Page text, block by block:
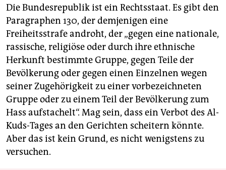
Die Bundesrepublik ist ein Rechtsstaat. Es gibt den
Paragraphen 130, der demjenigen eine
Freiheitsstrafe androht, der „gegen eine nationale,
rassische, religiöse oder durch ihre ethnische
Herkunft bestimmte Gruppe, gegen Teile der
Bevölkerung oder gegen einen Einzelnen wegen
seiner Zugehörigkeit zu einer vorbezeichneten
Gruppe oder zu einem Teil der Bevölkerung zum
Hass aufstachelt“. Mag sein, dass ein Verbot des Al-
Kuds-Tages an den Gerichten scheitern könnte.
Aber das ist kein Grund, es nicht wenigstens zu
versuchen.